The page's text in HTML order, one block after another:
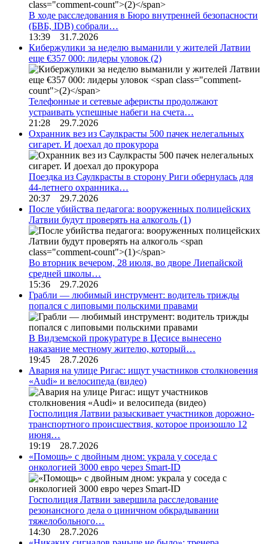
В ходе расследования в Бюро внутренней безопасности
(БВБ, IDB) собрали…
13:39 31.7.2026
Кибержулики за неделю выманили у жителей Латвии
еще €357 000: лидеры уловок (2)
Телефонные и сетевые аферисты продолжают
устраивать успешные набеги на счета…
21:28 29.7.2026
Охранник вез из Саулкрасты 500 пачек нелегальных
сигарет. И доехал до прокурора
Поездка из Саулкрасты в сторону Риги обернулась для
44-летнего охранника…
20:37 29.7.2026
После убийства педагога: вооруженных полицейских
Латвии будут проверять на алкоголь (1)
Во вторник вечером, 28 июля, во дворе Лиепайской
средней школы…
15:36 29.7.2026
Грабли — любимый инструмент: водитель трижды
попался с липовыми польскими правами
В Видземской прокуратуре в Цесисе вынесено
наказание местному жителю, который…
19:45 28.7.2026
Авария на улице Ригас: ищут участников столкновения
«Audi» и велосипеда (видео)
Госполиция Латвии разыскивает участников дорожно-
транспортного происшествия, которое произошло 12
июня…
19:19 28.7.2026
«Помощь» с двойным дном: украла у соседа с
онкологией 3000 евро через Smart-ID
Госполиция Латвии завершила расследование
резонансного дела о циничном обкрадывании
тяжелобольного…
14:30 28.7.2026